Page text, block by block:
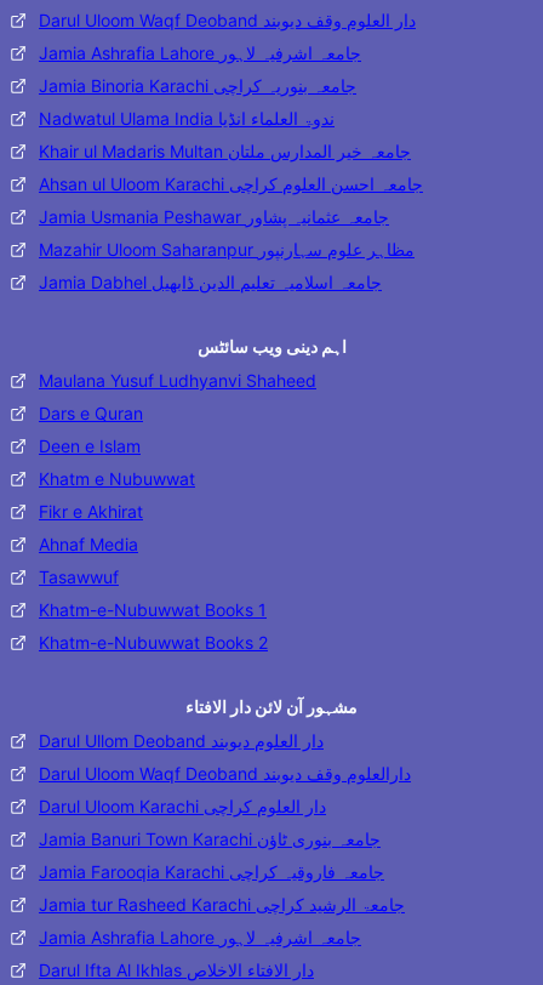
Darul Uloom Waqf Deoband دار العلوم وقف دیوبند
Jamia Ashrafia Lahore جامعہ اشرفیہ لاہور
Jamia Binoria Karachi جامعہ بنوریہ کراچی
Nadwatul Ulama India ندوۃ العلماء انڈیا
Khair ul Madaris Multan جامعہ خیر المدارس ملتان
Ahsan ul Uloom Karachi جامعہ احسن العلوم کراچی
Jamia Usmania Peshawar جامعہ عثمانیہ پشاور
Mazahir Uloom Saharanpur مظاہر علوم سہارنپور
Jamia Dabhel جامعہ اسلامیہ تعلیم الدین ڈابھیل
اہم دینی ویب سائٹس
Maulana Yusuf Ludhyanvi Shaheed
Dars e Quran
Deen e Islam
Khatm e Nubuwwat
Fikr e Akhirat
Ahnaf Media
Tasawwuf
Khatm-e-Nubuwwat Books 1
Khatm-e-Nubuwwat Books 2
مشہور آن لائن دار الافتاء
Darul Ullom Deoband دار العلوم دیوبند
Darul Uloom Waqf Deoband دارالعلوم وقف دیوبند
Darul Uloom Karachi دار العلوم کراچی
Jamia Banuri Town Karachi جامعہ بنوری ٹاؤن
Jamia Farooqia Karachi جامعہ فاروقیہ کراچی
Jamia tur Rasheed Karachi جامعۃ الرشید کراچی
Jamia Ashrafia Lahore جامعہ اشرفیہ لاہور
Darul Ifta Al Ikhlas دار الافتاء الاخلاص